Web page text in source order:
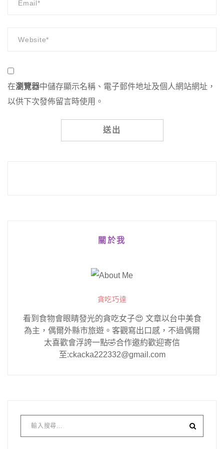
在瀏覽器中儲存顯示名稱、電子郵件地址及個人網站網址，
以供下次發佈留言時使用。
關於我
貪吃巧達
看到食物會眼睛發光的貪吃女子😍 文章以台中美食
為主，偶爾外縣市旅遊。客觀寫出口感，不過偶爾
太喜歡會浮誇一點🤣合作邀約歡迎寄信
至:ckacka222332@gmail.com